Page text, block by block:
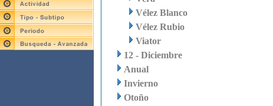
Vélez Blanco
Vélez Rubio
Viator
12 - Diciembre
Anual
Invierno
Otoño